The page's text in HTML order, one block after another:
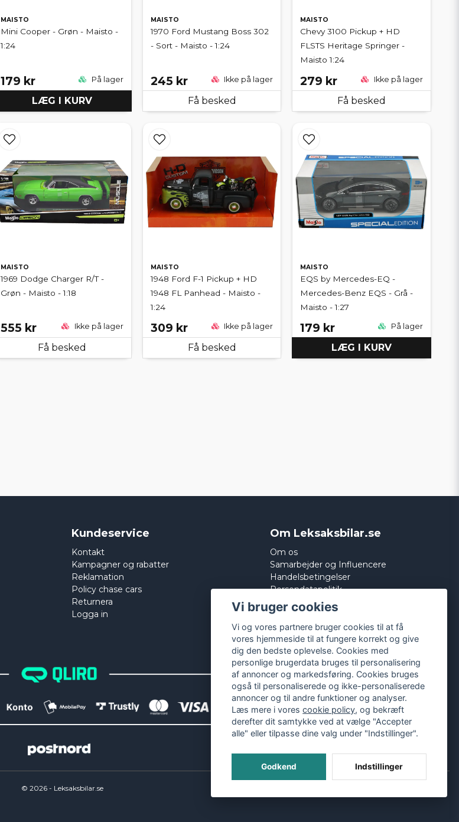
MAISTO
Mini Cooper - Grøn - Maisto -
1:24
179 kr På lager
LÆG I KURV
MAISTO
1970 Ford Mustang Boss 302
- Sort - Maisto - 1:24
245 kr Ikke på lager
Få besked
MAISTO
Chevy 3100 Pickup + HD
FLSTS Heritage Springer -
Maisto 1:24
279 kr Ikke på lager
Få besked
MAISTO
1969 Dodge Charger R/T -
Grøn - Maisto - 1:18
555 kr Ikke på lager
Få besked
MAISTO
1948 Ford F-1 Pickup + HD
1948 FL Panhead - Maisto -
1:24
309 kr Ikke på lager
Få besked
MAISTO
EQS by Mercedes-EQ -
Mercedes-Benz EQS - Grå -
Maisto - 1:27
179 kr På lager
LÆG I KURV
Kundeservice
Kontakt
Kampagner og rabatter
Reklamation
Policy chase cars
Returnera
Logga in
Om Leksaksbilar.se
Om os
Samarbejder og Influencere
Handelsbetingelser
Persondatapolitik
Cookies
© 2026- Leksaksbilar.se
Vi bruger cookies
Vi og vores partnere bruger cookies til at få
vores hjemmeside til at fungere korrekt og give
dig den bedste oplevelse. Cookies med
personlige brugerdata bruges til personalisering
af annoncer og markedsføring. Cookies bruges
også til personaliserede og ikke-personaliserede
annoncer og til andre funktioner og analyser.
Læs mere i vorescookie policy, og bekræft
derefter dit samtykke ved at vælge "Accepter
alle" eller tilpasse dine valg under "Indstillinger".
Godkend Indstillinger